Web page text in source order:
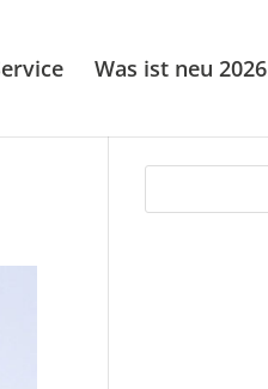
Was ist neu 2026